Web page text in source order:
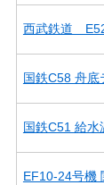
西武鉄道
国鉄C58 舟底
国鉄C51 給水
EF10-24号機